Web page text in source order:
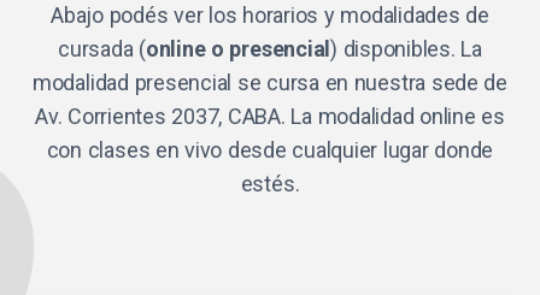
Abajo podés ver los horarios y modalidades de
cursada (online o presencial) disponibles. La
modalidad presencial se cursa en nuestra sede de
Av. Corrientes 2037, CABA. La modalidad online es
con clases en vivo desde cualquier lugar donde
estés.